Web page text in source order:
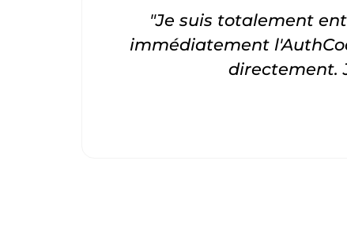
"Je suis totalement
immédiatement
directement.